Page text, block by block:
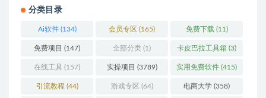
分类目录
Ai软件(134) 会员专区 (165) 免费下载 (11)
免费项目 (147) 全部分类 (1) 卡皮巴拉工具箱 (3)
在线工具 (157) 实操项目 (3789) 实用免费软件 (415)
引流教程 (44) 游戏专区 (64) 电商大学 (358)